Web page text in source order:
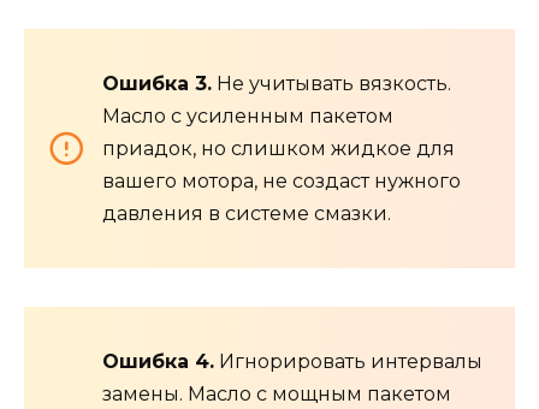
Ошибка 3. Не учитывать вязкость.
Масло с усиленным пакетом
приадок, но слишком жидкое для
вашего мотора, не создаст нужного
давления в системе смазки.
Ошибка 4. Игнорировать интервалы
замены. Масло с мощным пакетом